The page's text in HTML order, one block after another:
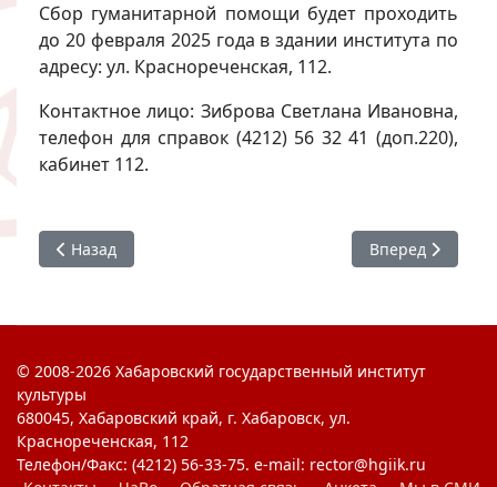
Сбор гуманитарной помощи будет проходить
до 20 февраля 2025 года в здании института по
адресу: ул. Краснореченская, 112.
Контактное лицо: Зиброва Светлана Ивановна,
телефон для справок (4212) 56 32 41 (доп.220),
кабинет 112.
Предыдущий: #ХГИК Татьянин день
Назад Следующий:
Вперед
© 2008-2026 Хабаровский государственный институт
культуры
680045, Хабаровский край, г. Хабаровск, ул.
Краснореченская, 112
Телефон/Факс: (4212) 56-33-75. e-mail: rector@hgiik.ru